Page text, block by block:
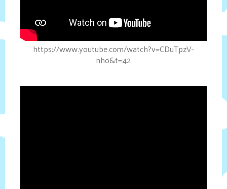
https://www.youtube.com/watch?v=CDuTpzV-
nho&t=42